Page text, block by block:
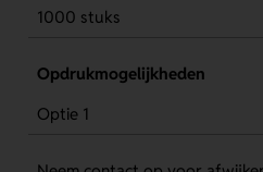
1000 stuks
Opdrukmogelijkheden
Optie 1